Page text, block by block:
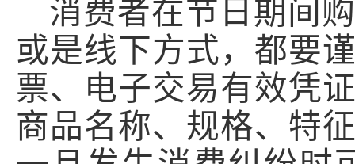
消费者在节日期间
或是线下方式，都要
票、电子交易有效凭
商品名称、规格、特